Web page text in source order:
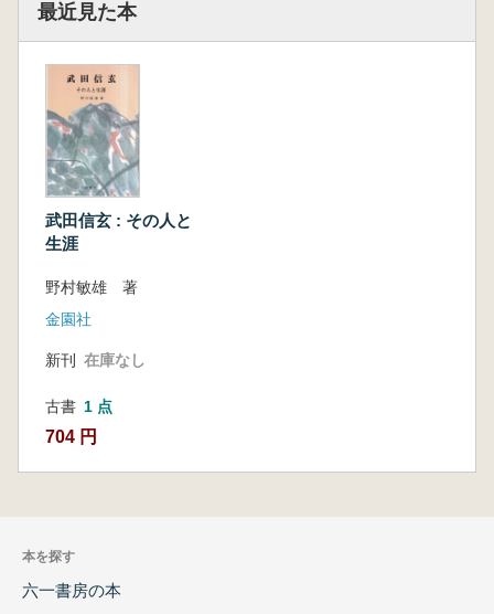
最近見た本
武田信玄 : その人と
生涯
野村敏雄 著
金園社
新刊 在庫なし
古書 1 点
704 円
本を探す
六一書房の本